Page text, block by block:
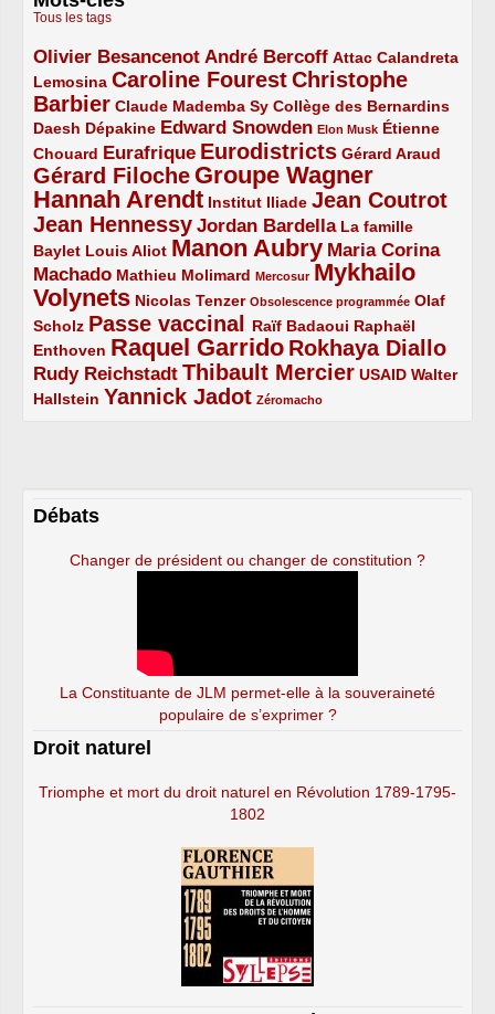
Tous les tags
Olivier Besancenot
3/5 André Bercoff
3/5 Attac
2/5
Calandreta
Lemosina
2/5 Caroline Fourest
4/5
Christophe
Barbier
4/5 Claude Mademba Sy
2/5 Collège des Bernardins
2/5
Daesh
2/5 Dépakine
2/5 Edward Snowden
3/5 Elon Musk
1/5
Étienne
Chouard
2/5 Eurafrique
3/5 Eurodistricts
4/5 Gérard Araud
2/5
Gérard Filoche
4/5 Groupe Wagner
5/5
Hannah Arendt
5/5 Institut Iliade
2/5 Jean Coutrot
4/5
Jean Hennessy
4/5 Jordan Bardella
3/5
La famille
Baylet
2/5 Louis Aliot
2/5 Manon Aubry
5/5
Maria Corina
Machado
3/5 Mathieu Molimard
2/5 Mercosur
1/5
Mykhailo
Volynets
5/5 Nicolas Tenzer
2/5 Obsolescence programmée
1/5
Olaf
Scholz
2/5 Passe vaccinal
4/5 Raïf Badaoui
2/5
Raphaël
Enthoven
2/5 Raquel Garrido
5/5 Rokhaya Diallo
4/5
Rudy Reichstadt
3/5 Thibault Mercier
4/5 USAID
2/5
Walter
Hallstein
2/5 Yannick Jadot
4/5 Zéromacho
1/5
Débats
Changer de président ou changer de constitution ?
La Constituante de JLM permet-elle à la souveraineté
populaire de s’exprimer ?
Droit naturel
Triomphe et mort du droit naturel en Révolution 1789-1795-
1802